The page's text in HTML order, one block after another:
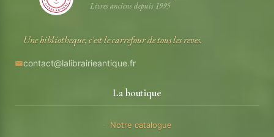
Livres anciens depuis 1995
Une bibliotheque, c'est le carrefour de tous les reves.
contact@lalibrairieantique.fr
La boutique
Notre catalogue